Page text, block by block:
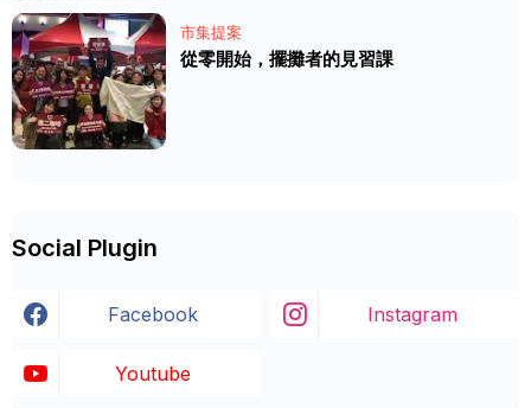
市集提案
從零開始，擺攤者的見習課
Social Plugin
Facebook Instagram
Youtube